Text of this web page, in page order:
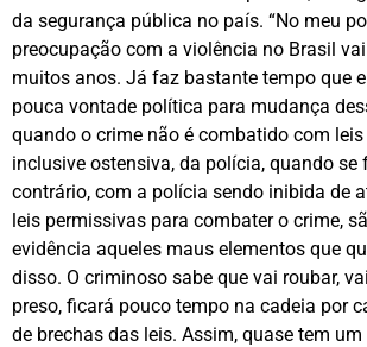
da segurança pública no país. “No meu
preocupação com a violência no Brasil
muitos anos. Já faz bastante tempo que
pouca vontade política para mudança
quando o crime não é combatido com leis
inclusive ostensiva, da polícia, quando se
contrário, com a polícia sendo inibida de
leis permissivas para combater o crime,
evidência aqueles maus elementos que
disso. O criminoso sabe que vai roubar,
preso, ficará pouco tempo na cadeia por
de brechas das leis. Assim, quase tem